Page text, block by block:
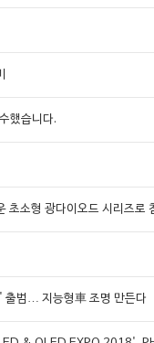
했습니다.
초소형 광다이오드 시리즈로
출범… 지능형車 조명 만든다